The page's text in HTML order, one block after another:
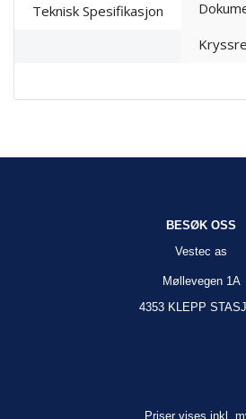
Teknisk Spesifikasjon
BESØK OSS
Vestec as
Møllevegen 1A
4353 KLEPP
Priser vises inkl.